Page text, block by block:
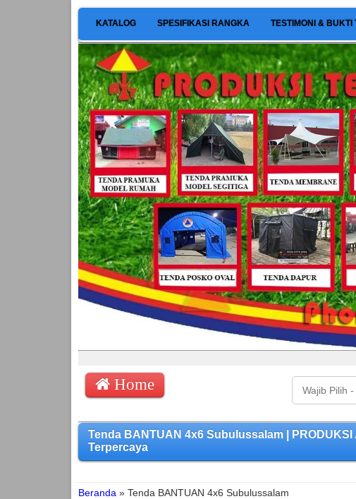
KATALOG SPESIFIKASI RANGKA TESTIMONI & BUKTI
Home
Tenda BANTUAN 4x6 Subulussalam |
Terpercaya
Beranda » Tenda BANTUAN 4x6 Subulussalam